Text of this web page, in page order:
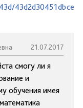
21.07.2017
смогу ли я
и
обучения имея